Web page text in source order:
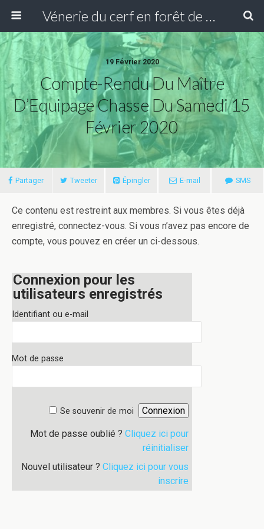
Vénerie du cerf en forêt de Compiègne
19 Février 2020
Compte-Rendu Du Maître
D’Equipage Chasse Du Samedi 15
Février 2020
Partager Tweeter Épingler E-mail SMS
Ce contenu est restreint aux membres. Si vous êtes déjà
enregistré, connectez-vous. Si vous n’avez pas encore de
compte, vous pouvez en créer un ci-dessous.
Connexion pour les
utilisateurs enregistrés
Identifiant ou e-mail
Mot de passe
Se souvenir de moi
Mot de passe oublié ? Cliquez ici pour
réinitialiser
Nouvel utilisateur ? Cliquez ici pour vous
inscrire